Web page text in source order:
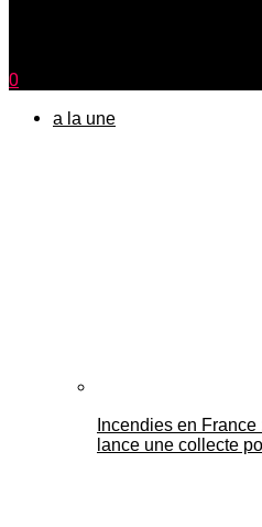
0
a la une
Incendies en
lance une collecte